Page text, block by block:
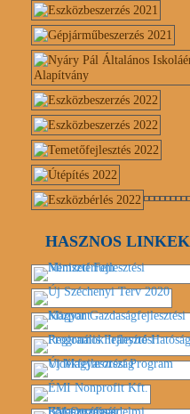
HASZNOS LINKEK